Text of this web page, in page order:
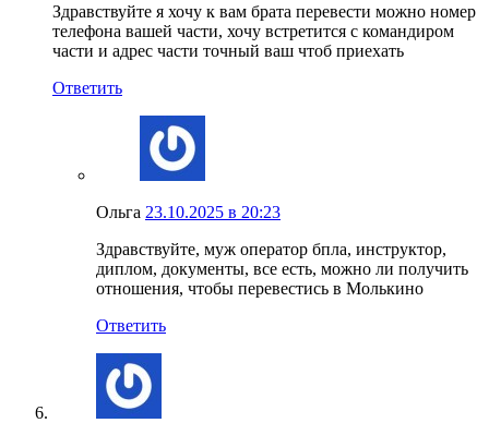
Здравствуйте я хочу к вам брата перевести можно номер
телефона вашей части, хочу встретится с командиром
части и адрес части точный ваш чтоб приехать
Ответить
Ольга 23.10.2025 в 20:23
Здравствуйте, муж оператор бпла, инструктор,
диплом, документы, все есть, можно ли получить
отношения, чтобы перевестись в Молькино
Ответить